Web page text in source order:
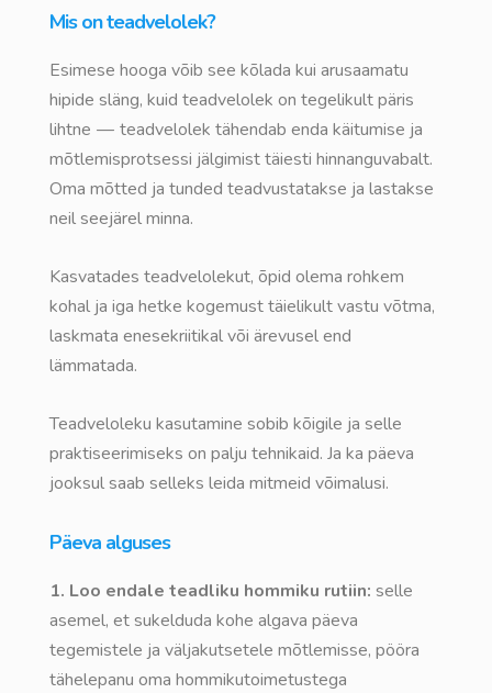
Mis on teadvelolek?
Esimese hooga võib see kõlada kui arusaamatu
hipide släng, kuid teadvelolek on tegelikult päris
lihtne — teadvelolek tähendab enda käitumise ja
mõtlemisprotsessi jälgimist täiesti hinnanguvabalt.
Oma mõtted ja tunded teadvustatakse ja lastakse
neil seejärel minna.
Kasvatades teadvelolekut, õpid olema rohkem
kohal ja iga hetke kogemust täielikult vastu võtma,
laskmata enesekriitikal või ärevusel end
lämmatada.
Teadveloleku kasutamine sobib kõigile ja selle
praktiseerimiseks on palju tehnikaid. Ja ka päeva
jooksul saab selleks leida mitmeid võimalusi.
Päeva alguses
1. Loo endale teadliku hommiku rutiin: selle
asemel, et sukelduda kohe algava päeva
tegemistele ja väljakutsetele mõtlemisse, pööra
tähelepanu oma hommikutoimetustega